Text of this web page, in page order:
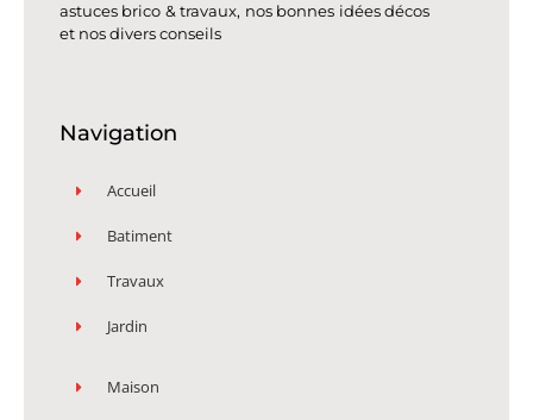
astuces brico & travaux, nos bonnes idées décos
et nos divers conseils
Navigation
Accueil
Batiment
Travaux
Jardin
Maison